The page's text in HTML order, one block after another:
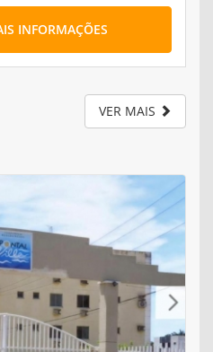
INFORMAÇÕES
VER MAIS